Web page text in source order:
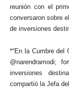
reunión con el
conversaron sobre
de inversiones
*“En la Cumbre del
@narendramodi;
inversiones
compartió la Jefa